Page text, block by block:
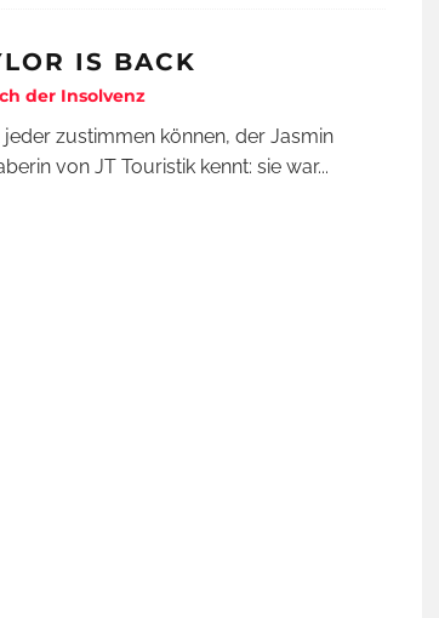
IS BACK
der Insolvenz
zustimmen können, der Jasmin
von JT Touristik kennt: sie war...